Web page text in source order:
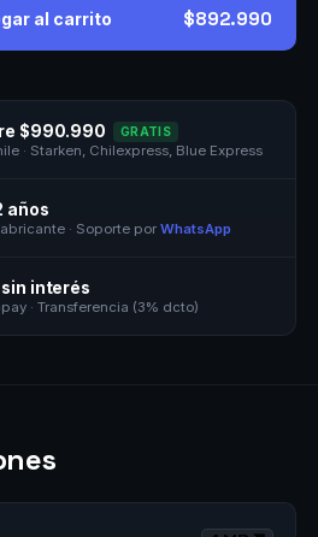
al carrito $892.990
$990.990 GRATIS
· Starken, Chilexpress, Blue Express
años
· Soporte por WhatsApp
interés
· Transferencia (3% dcto)